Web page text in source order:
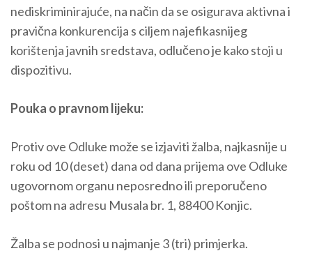
nediskriminirajuće, na način da se osigurava aktivna i
pravična konkurencija s ciljem najefikasnijeg
korištenja javnih sredstava, odlučeno je kako stoji u
dispozitivu.
Pouka o pravnom lijeku:
Protiv ove Odluke može se izjaviti žalba, najkasnije u
roku od 10 (deset) dana od dana prijema ove Odluke
ugovornom organu neposredno ili preporučeno
poštom na adresu Musala br. 1, 88400 Konjic.
Žalba se podnosi u najmanje 3 (tri) primjerka.